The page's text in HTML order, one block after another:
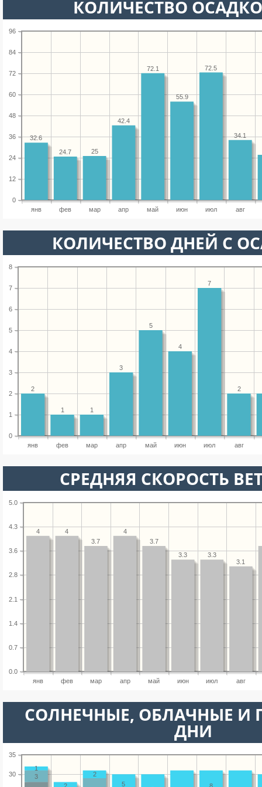
КОЛИЧЕСТВО
янв фев мар апр май июн июл авг
0
12
24
36
48
60
72
84
96
34.1
72.5
55.9
72.1
42.4
25
24.7
32.6
КОЛИЧЕСТВО ДНЕЙ С
янв фев мар апр май июн июл авг
0
1
2
3
4
5
6
7
8
2
7
4
5
3
1
1
2
СРЕДНЯЯ СКОРОСТЬ
янв фев мар апр май июн июл авг
0.0
0.7
1.4
2.1
2.8
3.6
4.3
5.0
3.1
3.3
3.3
3.7
4
3.7
4
4
CОЛНЕЧНЫЕ, ОБЛАЧНЫЕ И
ДНИ
30
35
3
5
2
1